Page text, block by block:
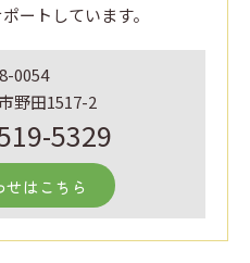
ートしています。
0054
野田1517-2
5329
せはこちら